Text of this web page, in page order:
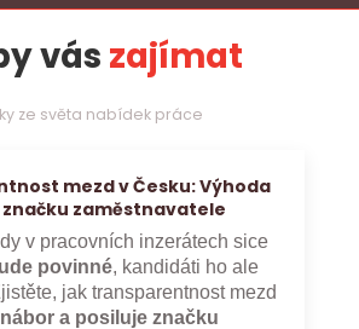
vás zajímat
ze světa nabídek práce
mezd v Česku: Výhoda
zaměstnavatele
v pracovních inzerátech sice
povinné, kandidáti ho ale
jak transparentnost mezd
a posiluje značku